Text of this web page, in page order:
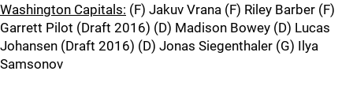
Washington Capitals: (F) Jakuv Vrana (F) Riley Barber (F)
Garrett Pilot (Draft 2016) (D) Madison Bowey (D) Lucas
Johansen (Draft 2016) (D) Jonas Siegenthaler (G) Ilya
Samsonov